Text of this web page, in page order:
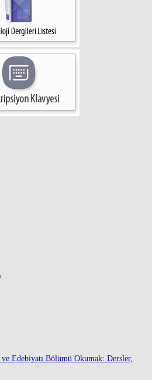
Edebiyatı Bölümü Okumak: Dersler,